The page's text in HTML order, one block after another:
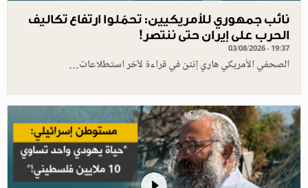
نائب جمهوري للأمريكيين: تحمّلوا ارتفاع تكاليف
الحرب على إيران حتى ننتصر!
03/08/2026 - 19:37
الصحفي الأمريكي هاري إنتن في قراءة لآخر استطلاعات…